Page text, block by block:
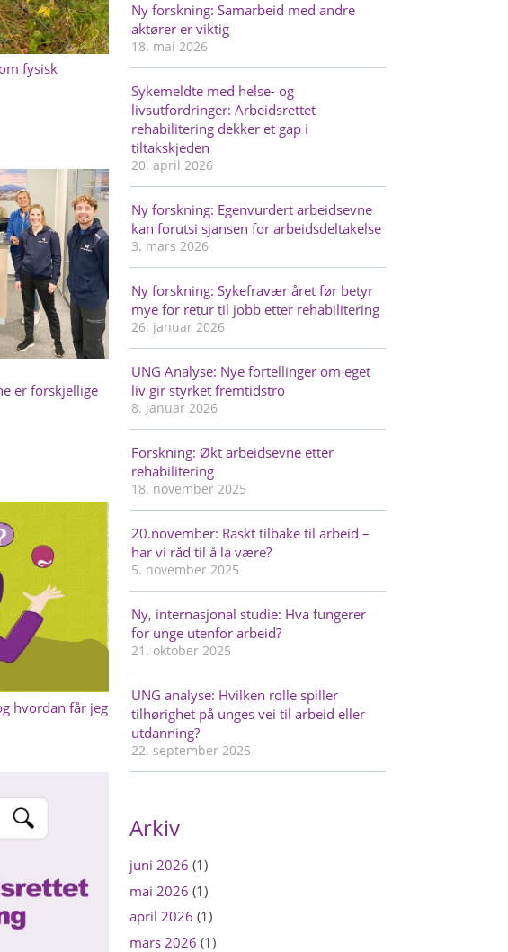
fysisk
er forskjellige
hvordan får jeg
Ny forskning: Samarbeid med andre
aktører er viktig
18. mai 2026
Sykemeldte med helse- og
livsutfordringer: Arbeidsrettet
rehabilitering dekker et gap i
tiltakskjeden
20. april 2026
Ny forskning: Egenvurdert arbeidsevne
kan forutsi sjansen for arbeidsdeltakelse
3. mars 2026
Ny forskning: Sykefravær året før betyr
mye for retur til jobb etter rehabilitering
26. januar 2026
UNG Analyse: Nye fortellinger om eget
liv gir styrket fremtidstro
8. januar 2026
Forskning: Økt arbeidsevne etter
rehabilitering
18. november 2025
20.november: Raskt tilbake til arbeid –
har vi råd til å la være?
5. november 2025
Ny, internasjonal studie: Hva fungerer
for unge utenfor arbeid?
21. oktober 2025
UNG analyse: Hvilken rolle spiller
tilhørighet på unges vei til arbeid eller
utdanning?
22. september 2025
Arkiv
juni 2026 (1)
mai 2026 (1)
april 2026 (1)
mars 2026 (1)